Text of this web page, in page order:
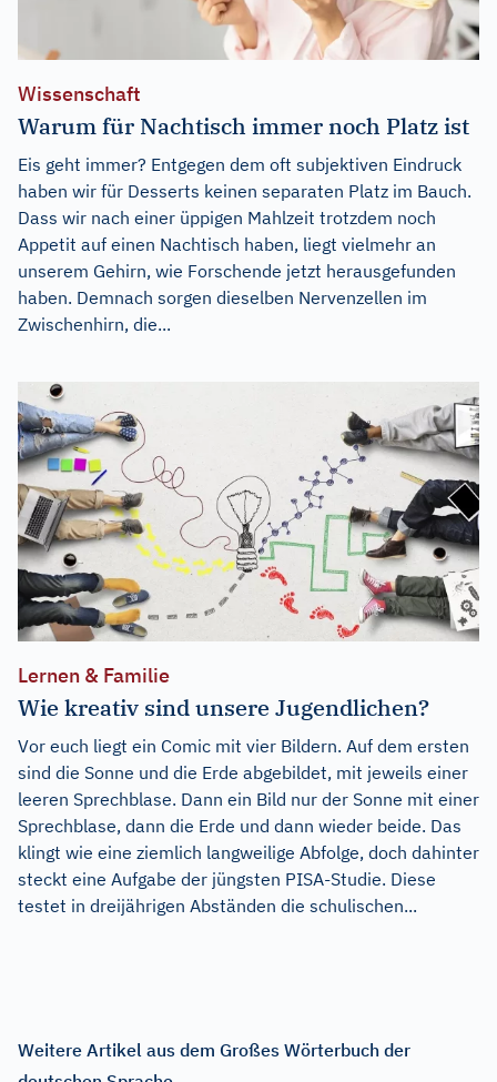
Wissenschaft
Warum für Nachtisch immer noch Platz ist
Eis geht immer? Entgegen dem oft subjektiven Eindruck
haben wir für Desserts keinen separaten Platz im Bauch.
Dass wir nach einer üppigen Mahlzeit trotzdem noch
Appetit auf einen Nachtisch haben, liegt vielmehr an
unserem Gehirn, wie Forschende jetzt herausgefunden
haben. Demnach sorgen dieselben Nervenzellen im
Zwischenhirn, die...
Lernen & Familie
Wie kreativ sind unsere Jugendlichen?
Vor euch liegt ein Comic mit vier Bildern. Auf dem ersten
sind die Sonne und die Erde abgebildet, mit jeweils einer
leeren Sprechblase. Dann ein Bild nur der Sonne mit einer
Sprechblase, dann die Erde und dann wieder beide. Das
klingt wie eine ziemlich langweilige Abfolge, doch dahinter
steckt eine Aufgabe der jüngsten PISA-Studie. Diese
testet in dreijährigen Abständen die schulischen...
Weitere Artikel aus dem Großes Wörterbuch der